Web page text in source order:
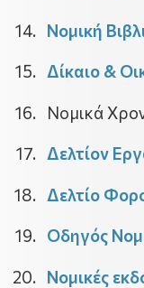
Νομική
Δίκαιο &
Νομικά
Δελτίον
Δελτίο
Οδηγός
Νομικές